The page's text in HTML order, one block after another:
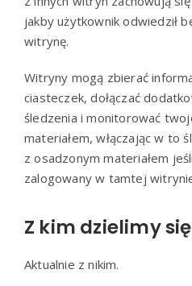
jakby użytkownik odwiedził
witrynę.
Witryny mogą zbierać
ciasteczek, dołączać
śledzenia i monitorować
materiałem, włączając w to
z osadzonym materiałem
zalogowany w tamtej
Z kim dzielimy
Aktualnie z nikim.